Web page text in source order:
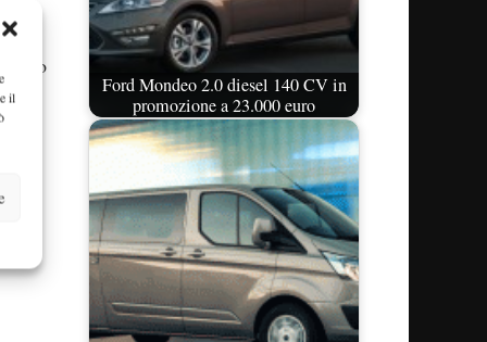
il
calo
è
Ford Mondeo 2.0 diesel 140 CV in
promozione a 23.000 euro